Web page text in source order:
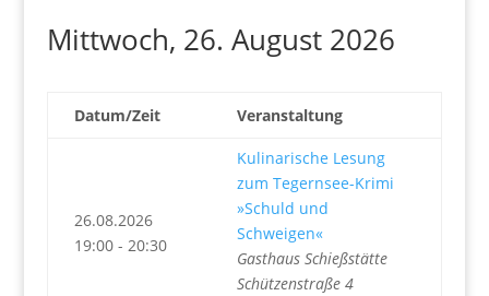
Mittwoch, 26. August 2026
Datum/Zeit Veranstaltung
26.08.2026
19:00 - 20:30
Kulinarische Lesung
zum Tegernsee-Krimi
»Schuld und
Schweigen«
Gasthaus Schießstätte
Schützenstraße 4